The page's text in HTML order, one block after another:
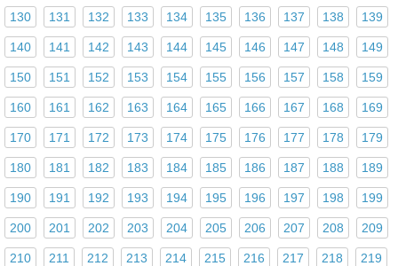
130 131 132 133 134 135 136 137 138 139
140 141 142 143 144 145 146 147 148 149
150 151 152 153 154 155 156 157 158 159
160 161 162 163 164 165 166 167 168 169
170 171 172 173 174 175 176 177 178 179
180 181 182 183 184 185 186 187 188 189
190 191 192 193 194 195 196 197 198 199
200 201 202 203 204 205 206 207 208 209
210 211 212 213 214 215 216 217 218 219